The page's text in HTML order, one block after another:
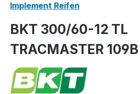
Implement Reifen
BKT 300/60-12 TL
TRACMASTER